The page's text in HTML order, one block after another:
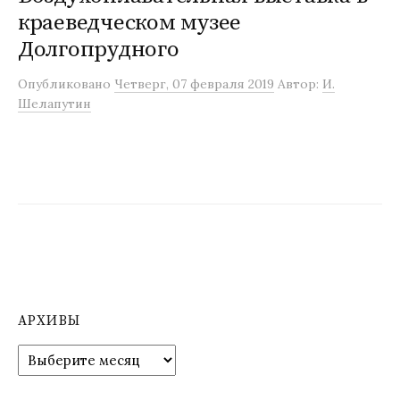
м
у
краеведческом музее
Долгопрудного
Опубликовано Четверг, 07 февраля 2019 Автор: И.
Шелапутин
АРХИВЫ
р